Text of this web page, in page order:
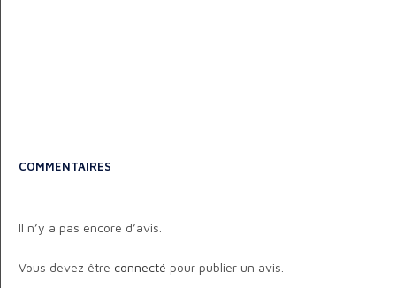
COMMENTAIRES
Il n’y a pas encore d’avis.
Vous devez être connecté pour publier un avis.